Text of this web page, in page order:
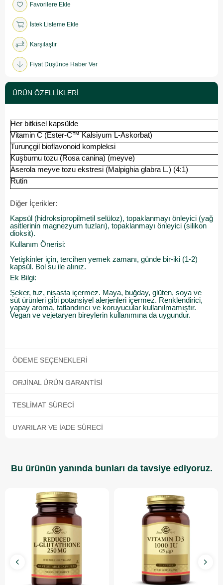
Favorilere Ekle
İstek Listeme Ekle
Karşılaştır
Fiyat Düşünce Haber Ver
ÜRÜN ÖZELLIKLERI
Her bitkisel kapsülde
Vitamin C (Ester-C™ Kalsiyum L-Askorbat)
Turunçgil bioflavonoid kompleksi
Kuşburnu tozu (Rosa canina) (meyve)
Aserola meyve tozu ekstresi (Malpighia glabra L.) (4:1)
Rutin
Diğer İçerikler:
Kapsül (hidroksipropilmetil selüloz), topaklanmayı önleyici (yağ
asitlerinin magnezyum tuzları), topaklanmayı önleyici (silikon
dioksit).
Kullanım Önerisi:
Yetişkinler için, tercihen yemek zamanı, günde bir-iki (1-2)
kapsül. Bol su ile alınız.
Ek Bilgi:
Şeker, tuz, nişasta içermez. Maya, buğday, glüten, soya ve
süt ürünleri gibi potansiyel alerjenleri içermez. Renklendirici,
yapay aroma, tatlandırıcı ve koruyucular kullanılmamıştır.
Vegan ve vejetaryen bireylerin kullanımına da uygundur.
ÖDEME SEÇENEKLERI
ORJINAL ÜRÜN GARANTISI
TESLIMAT SÜRECI
UYARILAR VE İADE SÜRECI
Bu ürünün yanında bunları da tavsiye ediyoruz.